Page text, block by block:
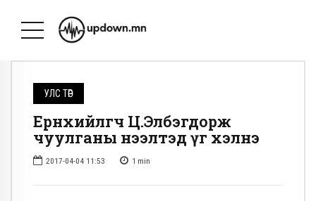
УЛС ТӨР
Ерөнхийлөгч Ц.Элбэгдорж
чуулганы нээлтэд үг хэлнэ
2017-04-04 11:53 1 min